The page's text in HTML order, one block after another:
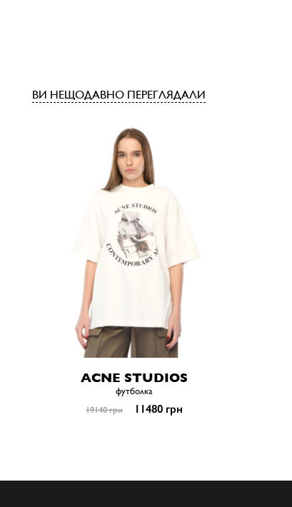
ВИ НЕЩОДАВНО ПЕРЕГЛЯДАЛИ
ACNE STUDIOS
футболка
19140 грн 11480 грн